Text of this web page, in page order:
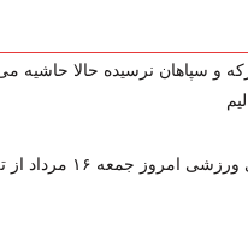
و سپاهان نرسیده حالا حاشیه
پخش زنده برنامه‌های ورزشی